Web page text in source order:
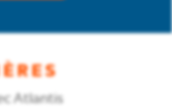
Atlantis